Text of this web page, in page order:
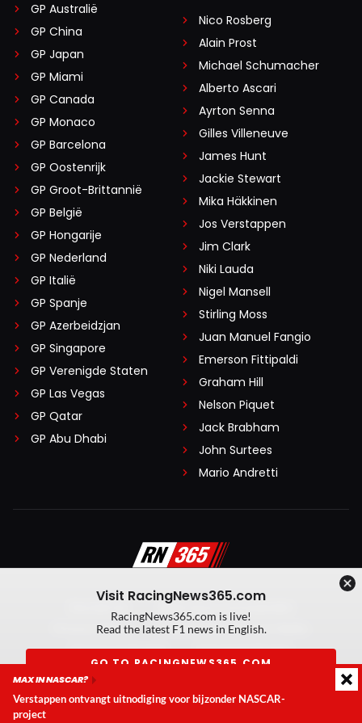
GP Australië
GP China
GP Japan
GP Miami
GP Canada
GP Monaco
GP Barcelona
GP Oostenrijk
GP Groot-Brittannië
GP België
GP Hongarije
GP Nederland
GP Italië
GP Spanje
GP Azerbeidzjan
GP Singapore
GP Verenigde Staten
GP Las Vegas
GP Qatar
GP Abu Dhabi
Nico Rosberg
Alain Prost
Michael Schumacher
Alberto Ascari
Ayrton Senna
Gilles Villeneuve
James Hunt
Jackie Stewart
Mika Häkkinen
Jos Verstappen
Jim Clark
Niki Lauda
Nigel Mansell
Stirling Moss
Juan Manuel Fangio
Emerson Fittipaldi
Graham Hill
Nelson Piquet
Jack Brabham
John Surtees
Mario Andretti
Algemene voorwaarden
Privacy Policy
Created by On Your Marks
Privacy manager
Kansspeluitingen
© 2026 RacingNews365. Alle rechten voorbehouden
Visit RacingNews365.com
RacingNews365.com is live!
Read the latest F1 news in English.
GO TO RACINGNEWS365.COM
Don't show again
MAX IN NASCAR?
Verstappen ontvangt uitnodiging voor bijzonder NASCAR-
project